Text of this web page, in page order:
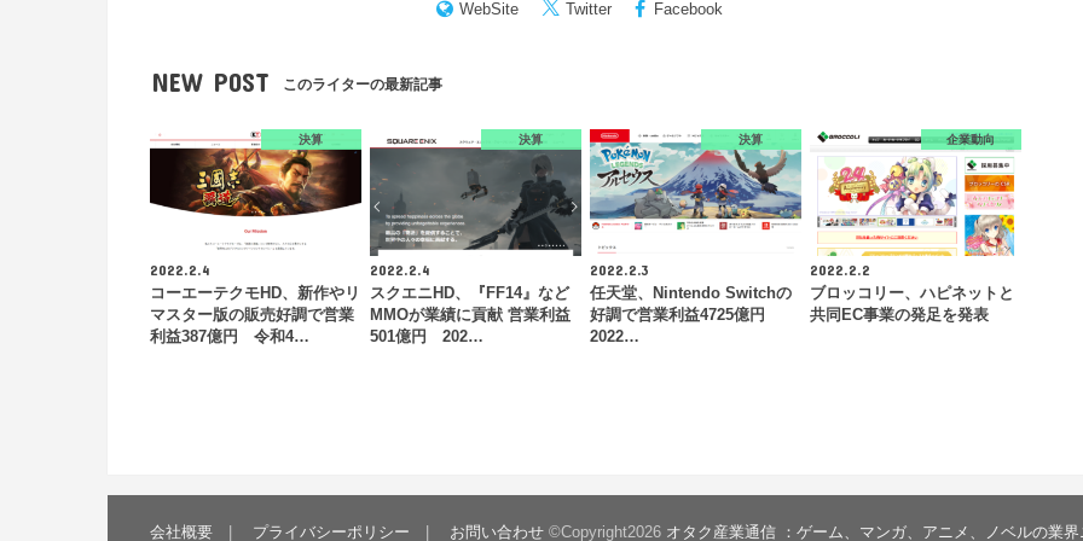
WebSite Twitter Facebook
NEW POST このライターの最新記事
決算
2022.2.4
コーエーテクモHD、新作やリ
マスター版の販売好調で営業
利益387億円 令和4…
決算
2022.2.4
スクエニHD、『FF14』など
MMOが業績に貢献 営業利益
501億円 202…
決算
2022.2.3
任天堂、Nintendo Switchの
好調で営業利益4725億円
2022…
企業動向
2022.2.2
ブロッコリー、ハピネットと
共同EC事業の発足を発表
会社概要 プライバシーポリシー お問い合わせ ©Copyright2026 オタク産業通信 ：ゲーム、マンガ、アニメ、ノベルの業界